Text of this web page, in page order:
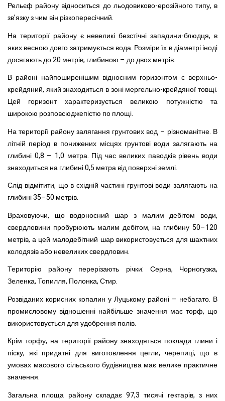
Рельєф району відноситься до льодовиково-ерозійного типу, в
зв’язку з чим він різкопересічний.
На території району є невеликі безстічні западини-блюдця, в
яких весною довго затримується вода. Розміри їх в діаметрі іноді
досягають до 20 метрів, глибиною – до двох метрів.
В районі найпоширенішим відносним горизонтом є верхньо-
крейдяний, який знаходиться в зоні мергельно-крейдяної товщі.
Цей горизонт характеризується великою потужністю та
широкою розповсюджепістю по площі.
На території району залягання грунтових вод – різноманітне. В
літній період в понижених місцях грунтові води залягають на
глибині 0,8 – 1,0 метра. Під час великих паводків рівень води
знаходиться на глибині 0,5 метра від поверхні землі.
Слід відмітити, що в східній частині грунтові води залягають на
глибині 35–50 метрів.
Враховуючи, що водоносний шар з малим дебітом води,
свердловини пробурюють малим дебітом, на глибину 50–120
метрів, а цей малодебітний шар використовується для шахтних
колодязів або невеликих свердловин.
Територію району перерізають річки: Серна, Чорногузка,
Зеленка, Топилля, Полонка, Стир.
Розвіданих корисних копалин у Луцькому районі – небагато. В
промисловому відношенні найбільше значення має торф, що
використовується для удобрення полів.
Крім торфу, на території району знаходяться поклади глини і
піску, які придатні для виготовлення цегли, черепиці, що в
умовах масового сільського будівництва має велике практичне
значення.
Загальна площа району складає 97,3 тисячі гектарів, з них